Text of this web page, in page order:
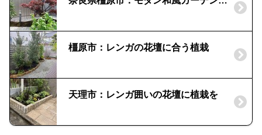
橿原市：レンガの花壇に合う植栽
天理市：レンガ囲いの花壇に植栽を